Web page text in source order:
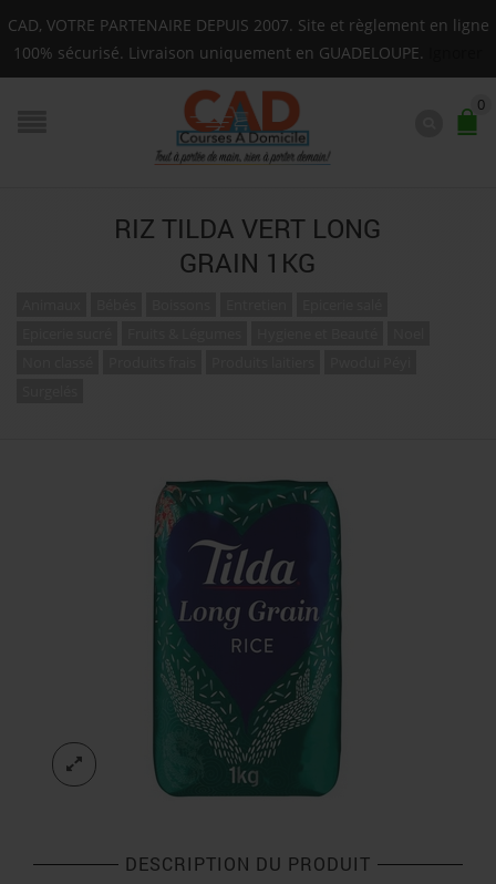
Livraison sur toute la Guadeloupe : Mardi, Jeudi,
0
RIZ TILDA VERT LONG
GRAIN 1KG
DESCRIPTION DU PRODUIT
CAD, VOTRE PARTENAIRE DEPUIS 2007. Site et règlement en ligne
100% sécurisé. Livraison uniquement en GUADELOUPE.